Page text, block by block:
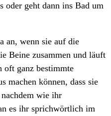
oder geht dann ins Bad um
an, wenn sie auf die
Beine zusammen und läuft
oft ganz bestimmte
machen können, dass sie
wie ihr
es ihr sprichwörtlich im